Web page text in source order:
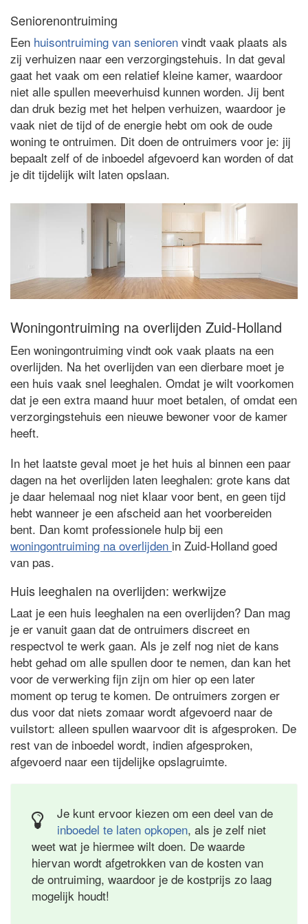
Seniorenontruiming
Een huisontruiming van senioren vindt vaak plaats als
zij verhuizen naar een verzorgingstehuis. In dat geval
gaat het vaak om een relatief kleine kamer, waardoor
niet alle spullen meeverhuisd kunnen worden. Jij bent
dan druk bezig met het helpen verhuizen, waardoor je
vaak niet de tijd of de energie hebt om ook de oude
woning te ontruimen. Dit doen de ontruimers voor je: jij
bepaalt zelf of de inboedel afgevoerd kan worden of dat
je dit tijdelijk wilt laten opslaan.
Woningontruiming na overlijden Zuid-Holland
Een woningontruiming vindt ook vaak plaats na een
overlijden. Na het overlijden van een dierbare moet je
een huis vaak snel leeghalen. Omdat je wilt voorkomen
dat je een extra maand huur moet betalen, of omdat een
verzorgingstehuis een nieuwe bewoner voor de kamer
heeft.
In het laatste geval moet je het huis al binnen een paar
dagen na het overlijden laten leeghalen: grote kans dat
je daar helemaal nog niet klaar voor bent, en geen tijd
hebt wanneer je een afscheid aan het voorbereiden
bent. Dan komt professionele hulp bij een
woningontruiming na overlijden in Zuid-Holland goed
van pas.
Huis leeghalen na overlijden: werkwijze
Laat je een huis leeghalen na een overlijden? Dan mag
je er vanuit gaan dat de ontruimers discreet en
respectvol te werk gaan. Als je zelf nog niet de kans
hebt gehad om alle spullen door te nemen, dan kan het
voor de verwerking fijn zijn om hier op een later
moment op terug te komen. De ontruimers zorgen er
dus voor dat niets zomaar wordt afgevoerd naar de
vuilstort: alleen spullen waarvoor dit is afgesproken. De
rest van de inboedel wordt, indien afgesproken,
afgevoerd naar een tijdelijke opslagruimte.
Je kunt ervoor kiezen om een deel van de
inboedel te laten opkopen, als je zelf niet
weet wat je hiermee wilt doen. De waarde
hiervan wordt afgetrokken van de kosten van
de ontruiming, waardoor je de kostprijs zo laag
mogelijk houdt!